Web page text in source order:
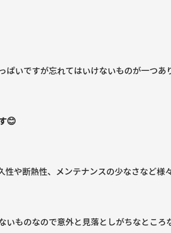
ぱいですが忘れてはいけないものが一つあ
😊
性や断熱性、メンテナンスの少なさなど様
いものなので意外と見落としがちなところ